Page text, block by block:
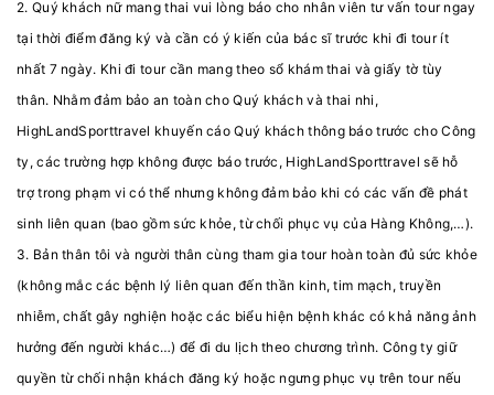
2. Quý khách nữ mang thai vui lòng báo cho nhân viên tư vấn tour ngay
tại thời điểm đăng ký và cần có ý kiến của bác sĩ trước khi đi tour ít
nhất 7 ngày. Khi đi tour cần mang theo sổ khám thai và giấy tờ tùy
thân. Nhằm đảm bảo an toàn cho Quý khách và thai nhi,
HighLandSporttravel khuyến cáo Quý khách thông báo trước cho Công
ty, các trường hợp không được báo trước, HighLandSporttravel sẽ hỗ
trợ trong phạm vi có thể nhưng không đảm bảo khi có các vấn đề phát
sinh liên quan (bao gồm sức khỏe, từ chối phục vụ của Hàng Không,…).
3. Bản thân tôi và người thân cùng tham gia tour hoàn toàn đủ sức khỏe
(không mắc các bệnh lý liên quan đến thần kinh, tim mạch, truyền
nhiễm, chất gây nghiện hoặc các biểu hiện bệnh khác có khả năng ảnh
hưởng đến người khác…) để đi du lịch theo chương trình. Công ty giữ
quyền từ chối nhận khách đăng ký hoặc ngưng phục vụ trên tour nếu